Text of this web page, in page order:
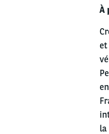
À
et